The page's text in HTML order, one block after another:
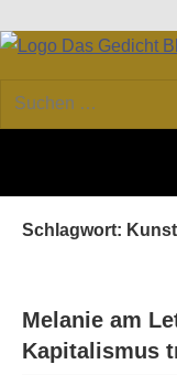
Inhalt
GEDICHT
Forum
von
und
Kritik
Suchen
Schlagwort: Kunst
Melanie am
Kapitalismus